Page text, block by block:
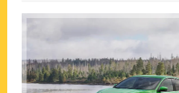
Büyük tasarruflar
Özel iş ortağı tekliflerine erişim